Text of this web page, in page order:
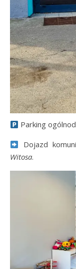
Parking
Dojazd
Witosa.